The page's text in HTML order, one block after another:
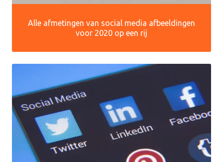
Alle afmetingen van social media afbeeldingen
voor 2020 op een rij